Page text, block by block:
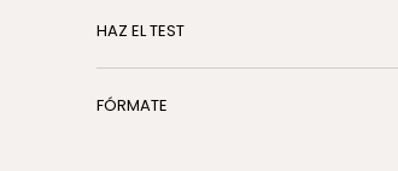
HAZ EL TEST
FÓRMATE